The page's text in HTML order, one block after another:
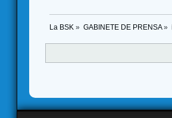
La BSK » GABINETE DE PRENSA»